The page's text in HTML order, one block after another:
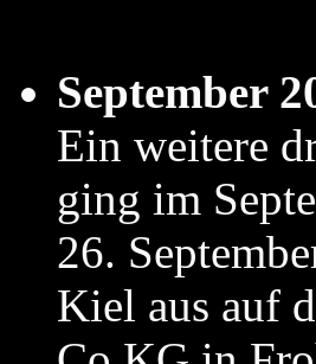
September
Ein weitere
ging im
26.
Kiel aus auf